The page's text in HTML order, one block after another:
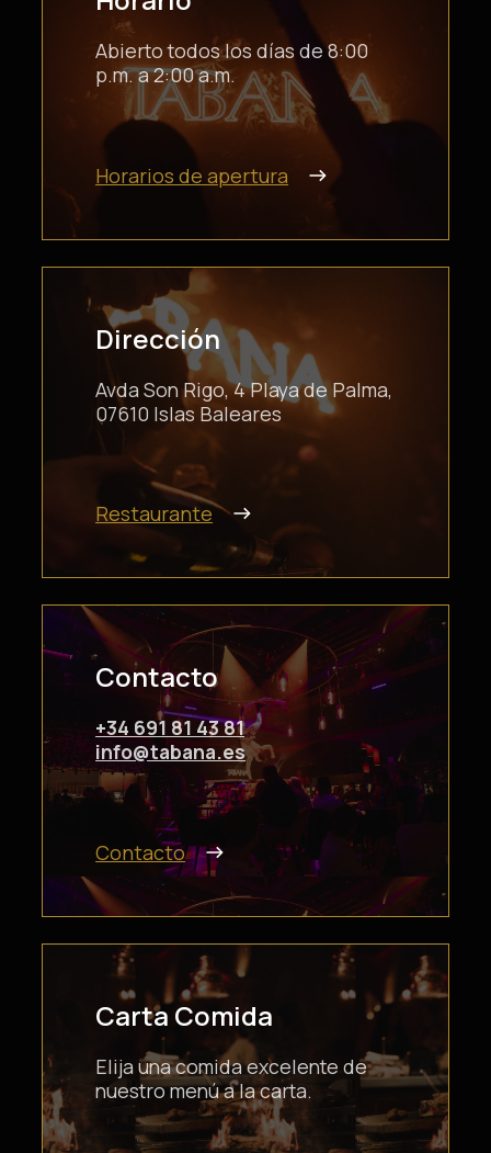
Abierto todos los días de 8:00
p.m. a 2:00 a.m.
Horarios de apertura
Dirección
Avda Son Rigo, 4 Playa de Palma,
07610 Islas Baleares
Restaurante
Contacto
+34 691 81 43 81
info@tabana.es
Contacto
Carta Comida
Elija una comida excelente de
nuestro menú a la carta.